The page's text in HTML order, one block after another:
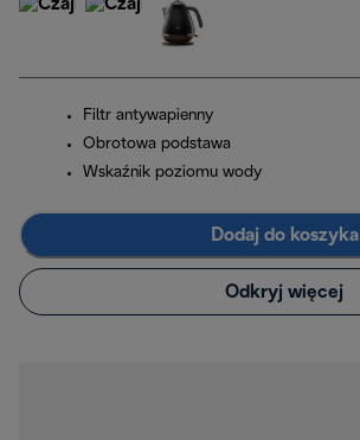
Filtr antywapienny
Obrotowa podstawa
Wskaźnik poziomu wody
Dodaj do koszyka
Odkryj więcej